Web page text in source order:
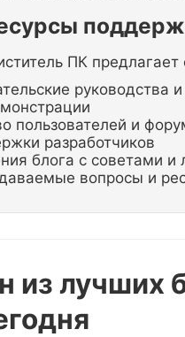
ПК
руководства
пользователей и
разработчиков
блога с советами
вопросы и
из лучших